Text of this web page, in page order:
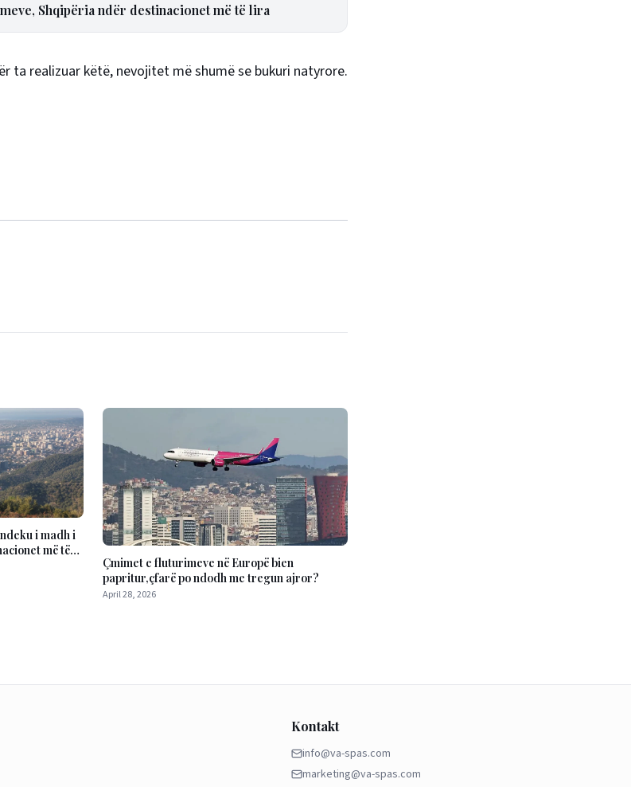
Shqipëria ndër destinacionet më të lira
ta realizuar këtë, nevojitet më shumë se bukuri natyrore.
i madh i
më të
Çmimet e fluturimeve në Europë bien
papritur,çfarë po ndodh me tregun ajror?
April 28, 2026
Kontakt
info@va-spas.com
marketing@va-spas.com